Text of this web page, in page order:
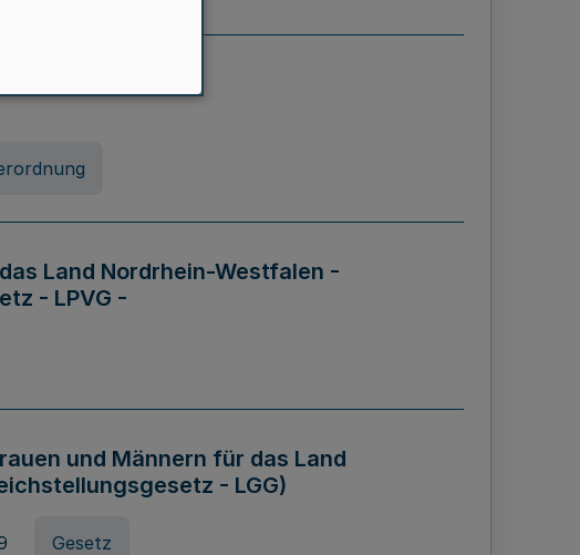
Land Nordrhein-Westfalen -
- LPVG -
und Männern für das Land
- LGG)
Gesetz